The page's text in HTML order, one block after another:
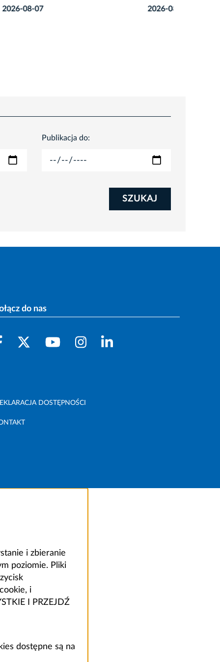
Publikacja do:
SZUKAJ
do nas
DOSTĘPNOŚCI
i zbieranie
poziomie. Pliki
i
I PRZEJDŹ
dostępne są na